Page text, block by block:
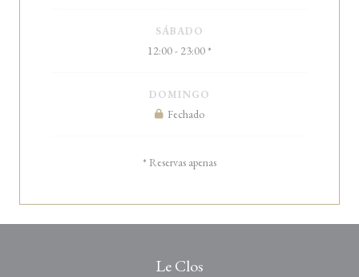
SÁBADO
12:00 - 23:00 *
DOMINGO
Fechado
* Reservas apenas
Le Clos